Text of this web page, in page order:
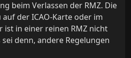
beim Verlassen der RMZ. Die
der ICAO-Karte oder im
ist in einer reinen RMZ nicht
denn, andere Regelungen